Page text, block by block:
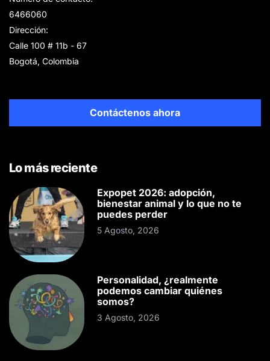
6466060
Dirección:
Calle 100 # 11b - 67
Bogotá, Colombia
Contáctenos ahora
Lo más reciente
Expopet 2026: adopción,
bienestar animal y lo que no te
puedes perder
5 Agosto, 2026
Personalidad, ¿realmente
podemos cambiar quiénes
somos?
3 Agosto, 2026